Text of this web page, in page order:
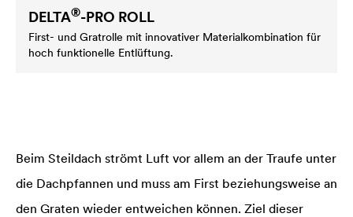
DELTA®-PRO ROLL
First- und Gratrolle mit innovativer Materialkombination für
hoch funktionelle Entlüftung.
Beim Steildach strömt Luft vor allem an der Traufe unter
die Dachpfannen und muss am First beziehungsweise an
den Graten wieder entweichen können. Ziel dieser